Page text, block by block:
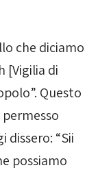
che diciamo
[Vigilia di
Questo
dissero: “Sii
possiamo